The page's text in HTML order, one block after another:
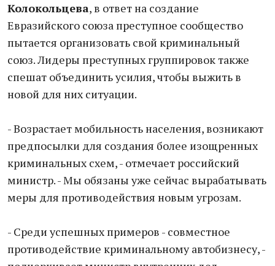
Колокольцева, в ответ на создание
Евразийского союза преступное сообщество
пытается организовать свой криминальный
союз. Лидеры преступных группировок также
спешат объединить усилия, чтобы выжить в
новой для них ситуации.
- Возрастает мобильность населения, возникают
предпосылки для создания более изощренных
криминальных схем, - отмечает российский
министр. - Мы обязаны уже сейчас вырабатывать
меры для противодействия новым угрозам.
- Среди успешных примеров - совместное
противодействие криминальному автобизнесу, -